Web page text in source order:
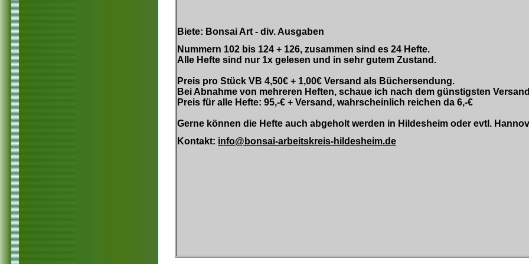
Biete: Bonsai Art - div. Ausgaben
Nummern 102 bis 124 + 126, zusammen sind es 24 Hefte.
Alle Hefte sind nur 1x gelesen und in sehr gutem Zustand.
Preis pro Stück VB 4,50€ + 1,00€ Versand als Büchersendung.
Bei Abnahme von mehreren Heften, schaue ich nach dem günstigsten
Preis für alle Hefte: 95,-€ + Versand, wahrscheinlich reichen da 6,-€
Gerne können die Hefte auch abgeholt werden in Hildesheim oder evtl.
Kontakt: info@bonsai-arbeitskreis-hildesheim.de